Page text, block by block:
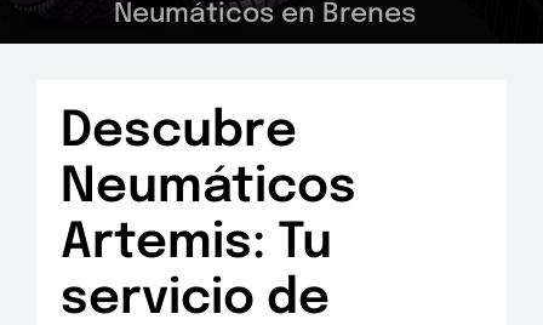
Neumáticos en Brenes
Descubre
Neumáticos
Artemis: Tu
servicio de